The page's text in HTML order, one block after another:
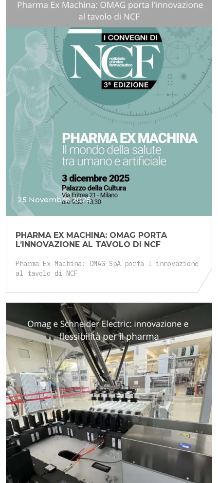
25 Novembre 2025
PHARMA EX MACHINA: OMAG PORTA
L’INNOVAZIONE AL TAVOLO DI NCF
Pharma Ex Machina: OMAG SpA porta l'innovazione
al tavolo di NCF